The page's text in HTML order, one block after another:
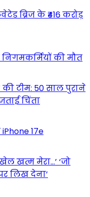
ब्रिज के ₹416 करोड़
की मौत
की टीम: 50 साल पुराने
चिंता
17e
खत्म मेरा…’ ‘जो
लिख देना’